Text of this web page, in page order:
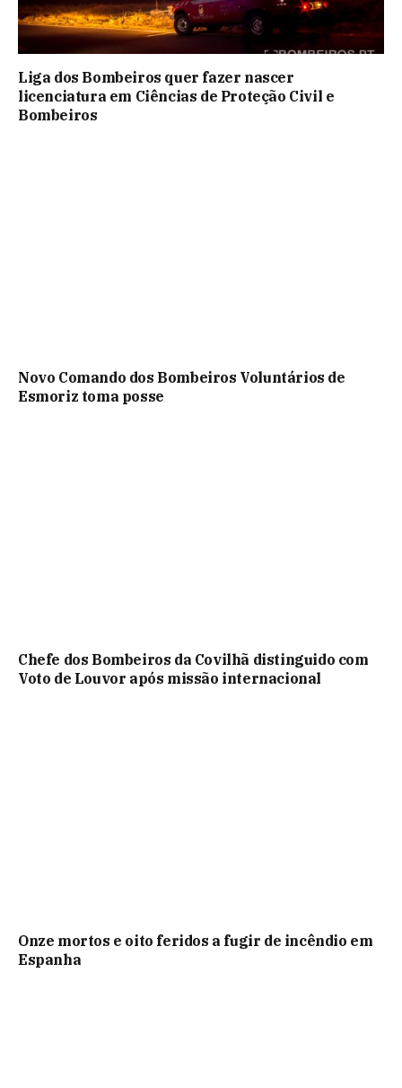
Liga dos Bombeiros quer fazer nascer
licenciatura em Ciências de Proteção Civil e
Bombeiros
Novo Comando dos Bombeiros Voluntários de
Esmoriz toma posse
Chefe dos Bombeiros da Covilhã distinguido com
Voto de Louvor após missão internacional
Onze mortos e oito feridos a fugir de incêndio em
Espanha